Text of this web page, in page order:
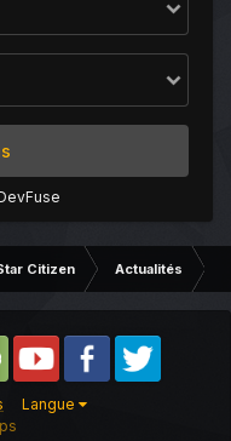
Citizen Actualités
Langue